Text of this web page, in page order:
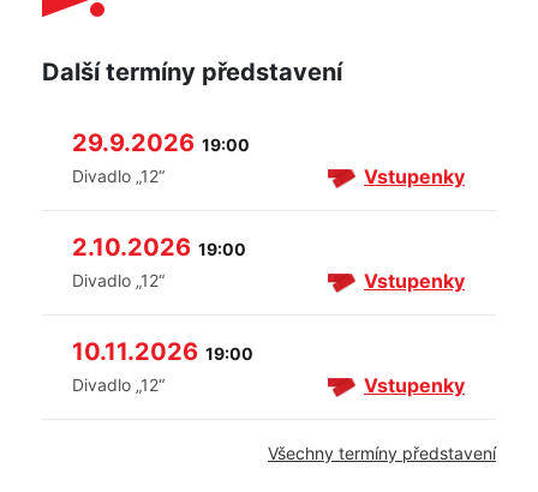
Další termíny představení
29.9.2026 19:00
Divadlo „12“
Vstupenky
2.10.2026 19:00
Divadlo „12“
Vstupenky
10.11.2026 19:00
Divadlo „12“
Vstupenky
Všechny termíny představení